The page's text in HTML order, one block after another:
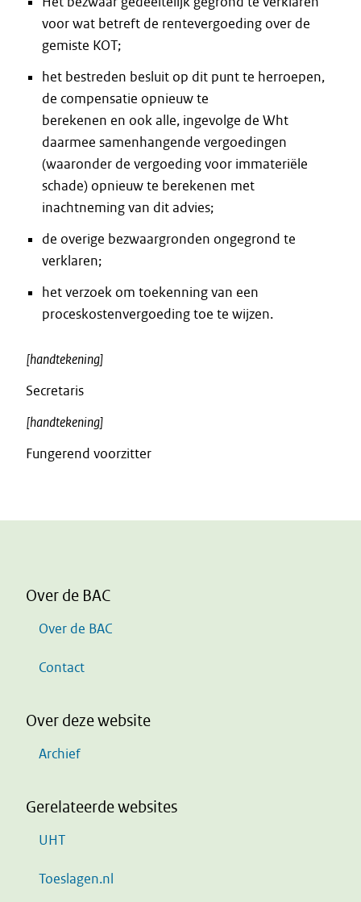
voor wat betreft de rentevergoeding over de
gemiste KOT;
het bestreden besluit op dit punt te herroepen,
de compensatie opnieuw te
berekenen en ook alle, ingevolge de Wht
daarmee samenhangende vergoedingen
(waaronder de vergoeding voor immateriële
schade) opnieuw te berekenen met
inachtneming van dit advies;
de overige bezwaargronden ongegrond te
verklaren;
het verzoek om toekenning van een
proceskostenvergoeding toe te wijzen.
[handtekening]
Secretaris
[handtekening]
Fungerend voorzitter
Over de BAC
Over de BAC
Contact
Over deze website
Archief
Gerelateerde websites
UHT
Toeslagen.nl